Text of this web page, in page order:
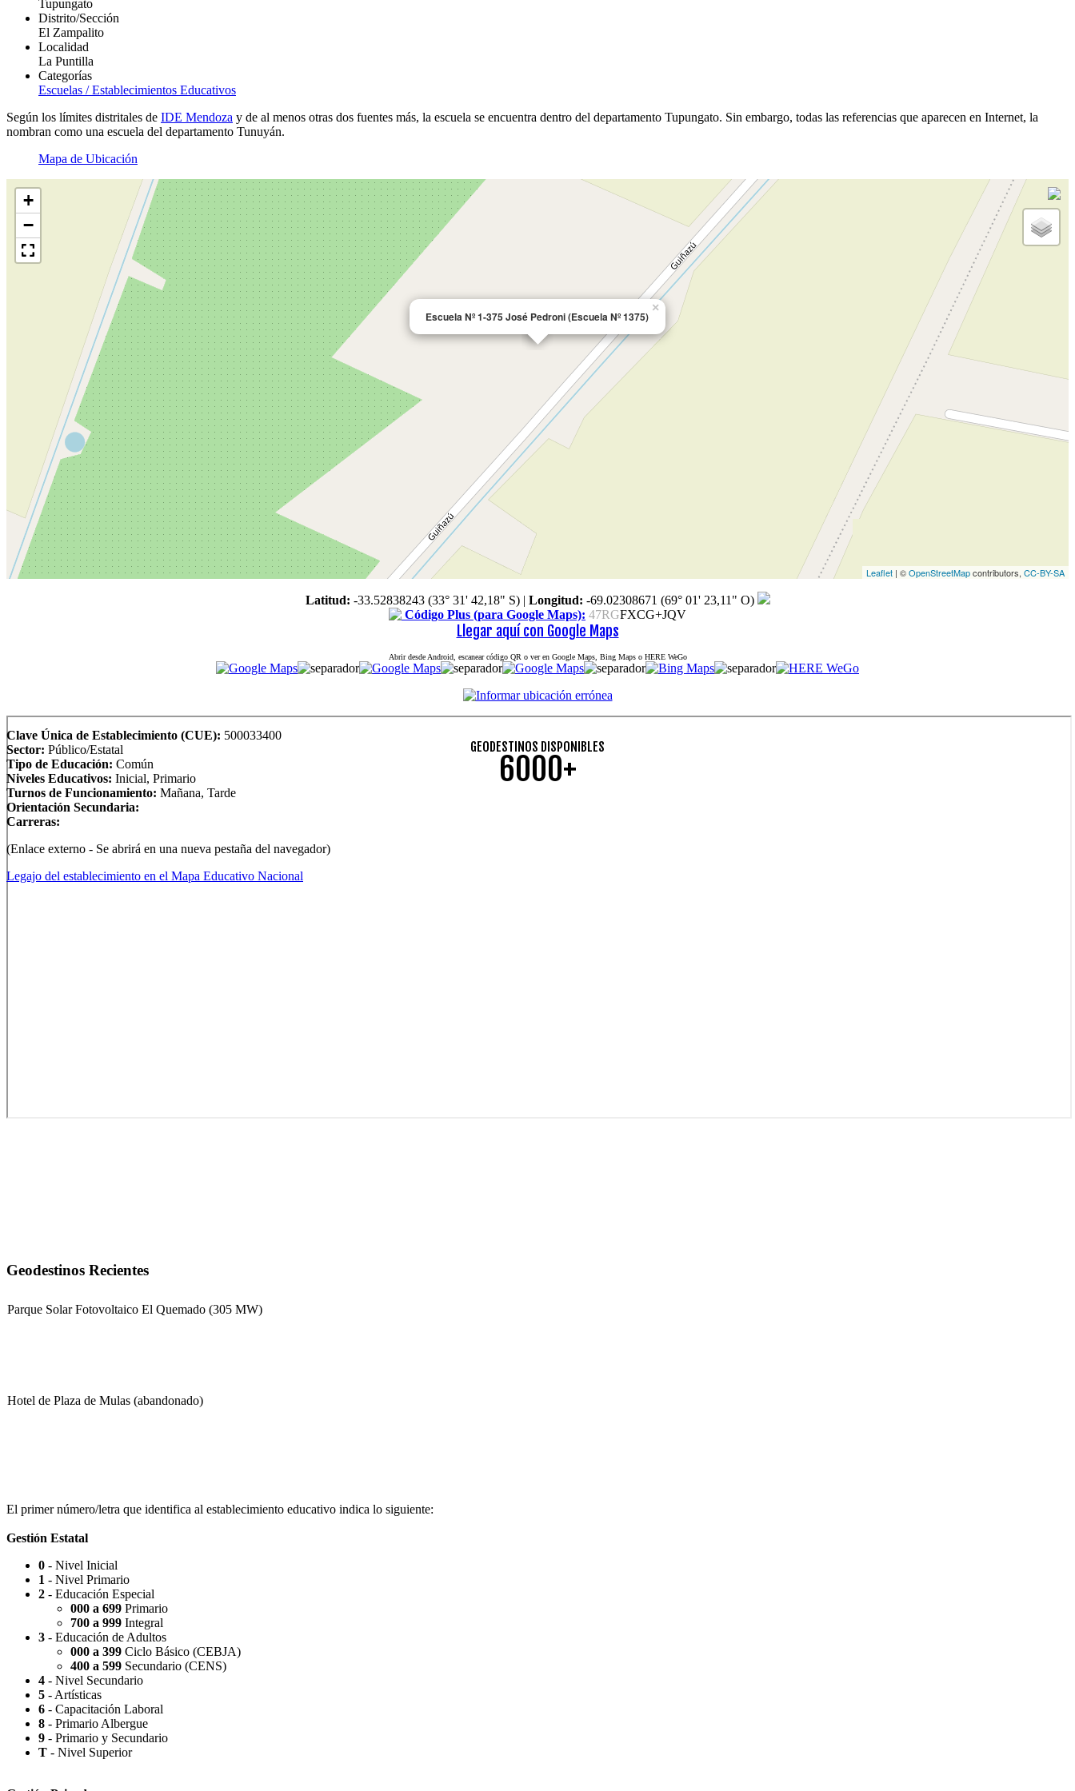
Tupungato
Distrito/Sección
El Zampalito
Localidad
La Puntilla
Categorías
Escuelas / Establecimientos Educativos
Según los límites distritales de IDE Mendoza y de al menos otras dos fuentes más, la escuela se encuentra dentro del departamento Tupungato. Sin embargo, todas las referencias que aparecen en Internet, la
nombran como una escuela del departamento Tunuyán.
Mapa de Ubicación
Escuela Nº 1-375 José Pedroni (Escuela Nº 1375)
×
+
−
Leaflet | ©OpenStreetMapcontributors, CC-BY-SA
Latitud: -33.52838243 (33° 31' 42,18" S)| Longitud: -69.02308671 (69° 01' 23,11" O)
Código Plus (para Google Maps): 47RGFXCG+JQV
Llegar aquí con Google Maps
Abrir desde Android, escanear código QR o ver en Google Maps, Bing Maps o HERE WeGo
Clave Única de Establecimiento (CUE): 500033400
Sector: Público/Estatal
Tipo de Educación: Común
Niveles Educativos: Inicial, Primario
Turnos de Funcionamiento: Mañana, Tarde
Orientación Secundaria:
Carreras:
(Enlace externo - Se abrirá en una nueva pestaña del navegador)
Legajo del establecimiento en el Mapa Educativo Nacional
GEODESTINOS DISPONIBLES
6000+
Geodestinos Recientes
Parque Solar Fotovoltaico El Quemado (305 MW)
Hotel de Plaza de Mulas (abandonado)
Capilla Beato Carlo Acutis (en construcción)
Patio del Centro
El primer número/letra que identifica al establecimiento educativo indica lo siguiente:
Gestión Estatal
0 - Nivel Inicial
1 - Nivel Primario
2 - Educación Especial
000 a 699 Primario
700 a 999 Integral
3 - Educación de Adultos
000 a 399 Ciclo Básico (CEBJA)
400 a 599 Secundario (CENS)
4 - Nivel Secundario
5 - Artísticas
6 - Capacitación Laboral
8 - Primario Albergue
9 - Primario y Secundario
T - Nivel Superior